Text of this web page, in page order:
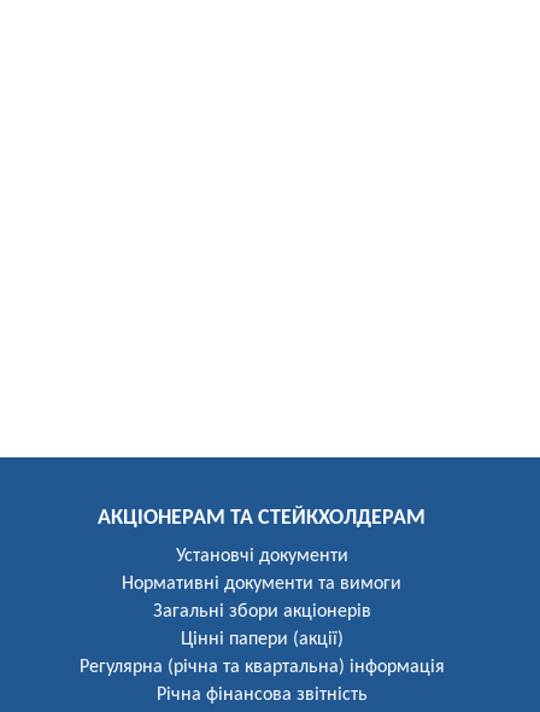
АКЦІОНЕРАМ ТА СТЕЙКХОЛДЕРАМ
Установчі документи
Нормативні документи та вимоги
Загальні збори акціонерів
Цінні папери (акції)
Регулярна (річна та квартальна) інформація
Річна фінансова звітність